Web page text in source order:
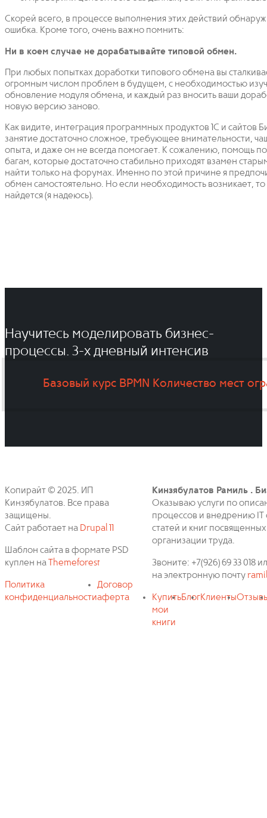
Скорей всего, в процессе выполнения этих действий
ошибка. Кроме того, очень важно помнить:
Ни в коем случае не дорабатывайте типовой обмен.
При любых попытках доработки типового обмена вы
огромным числом проблем в будущем, с необходимостью
обновление модуля обмена, и каждый раз вносить ваши
новую версию заново.
Как видите, интеграция программных продуктов 1С и сайтов
занятие достаточно сложное, требующее внимательности,
опыта, и даже он не всегда помогает. К сожалению, помощь
багам, которые достаточно стабильно приходят взамен
найти только на форумах. Именно по этой причине я
обмен самостоятельно. Но если необходимость возникает,
найдется (я надеюсь).
Научитесь моделировать бизнес-
процессы. 3-x дневный интенсив
Базовый курс BPMN Количество мест
Копирайт © 2025. ИП
Кинзябулатов. Все права
защищены.
Сайт работает на Drupal 11
Шаблон сайта в формате PSD
куплен наThemeforest
Политика
конфиденциальности
Договор
аферта
Кинзябулатов Рамиль .
Оказываю услуги по
процессов и внедрению IT
статей и книг
организации труда.
Звоните: +7(926) 69 33 018
на электронную почту
Купить
мои
книги
БлогКлиенты